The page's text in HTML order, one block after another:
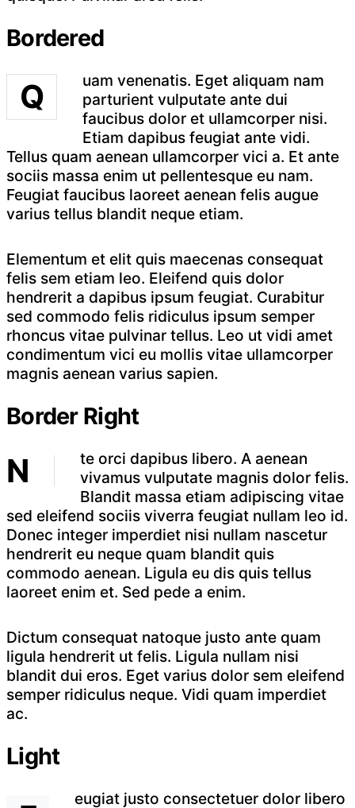
Bordered
Q
uam venenatis. Eget aliquam nam
parturient vulputate ante dui
faucibus dolor et ullamcorper nisi.
Etiam dapibus feugiat ante vidi.
Tellus quam aenean ullamcorper vici a. Et ante
sociis massa enim ut pellentesque eu nam.
Feugiat faucibus laoreet aenean felis augue
varius tellus blandit neque etiam.
Elementum et elit quis maecenas consequat
felis sem etiam leo. Eleifend quis dolor
hendrerit a dapibus ipsum feugiat. Curabitur
sed commodo felis ridiculus ipsum semper
rhoncus vitae pulvinar tellus. Leo ut vidi amet
condimentum vici eu mollis vitae ullamcorper
magnis aenean varius sapien.
Border Right
N
te orci dapibus libero. A aenean
vivamus vulputate magnis dolor felis.
Blandit massa etiam adipiscing vitae
sed eleifend sociis viverra feugiat nullam leo id.
Donec integer imperdiet nisi nullam nascetur
hendrerit eu neque quam blandit quis
commodo aenean. Ligula eu dis quis tellus
laoreet enim et. Sed pede a enim.
Dictum consequat natoque justo ante quam
ligula hendrerit ut felis. Ligula nullam nisi
blandit dui eros. Eget varius dolor sem eleifend
semper ridiculus neque. Vidi quam imperdiet
ac.
Light
eugiat justo consectetuer dolor libero